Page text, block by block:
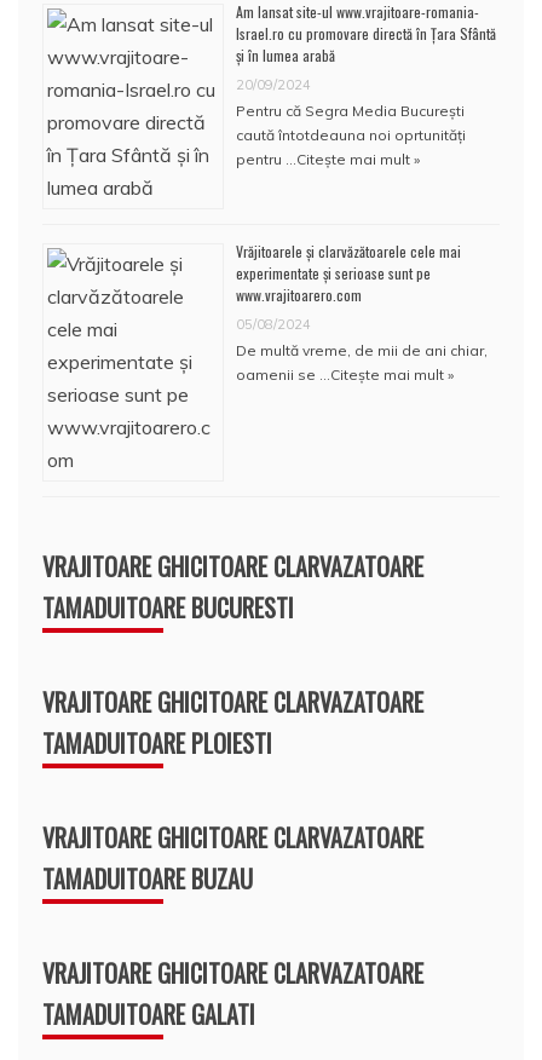
Am lansat site-ul www.vrajitoare-romania-
Israel.ro cu promovare directă în Țara Sfântă
și în lumea arabă
20/09/2024
Pentru că Segra Media București
caută întotdeauna noi oprtunități
pentru …Citește mai mult »
Vrăjitoarele și clarvăzătoarele cele mai
experimentate și serioase sunt pe
www.vrajitoarero.com
05/08/2024
De multă vreme, de mii de ani chiar,
oamenii se …Citește mai mult »
VRAJITOARE GHICITOARE CLARVAZATOARE
TAMADUITOARE BUCURESTI
VRAJITOARE GHICITOARE CLARVAZATOARE
TAMADUITOARE PLOIESTI
VRAJITOARE GHICITOARE CLARVAZATOARE
TAMADUITOARE BUZAU
VRAJITOARE GHICITOARE CLARVAZATOARE
TAMADUITOARE GALATI